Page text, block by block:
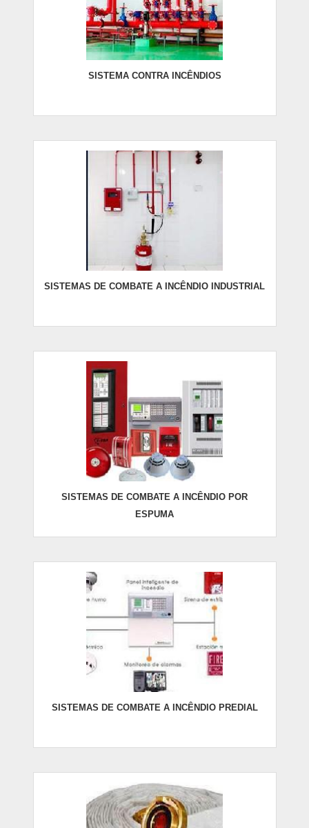
SISTEMA CONTRA INCÊNDIOS
SISTEMAS DE COMBATE A INCÊNDIO INDUSTRIAL
SISTEMAS DE COMBATE A INCÊNDIO POR
ESPUMA
SISTEMAS DE COMBATE A INCÊNDIO PREDIAL